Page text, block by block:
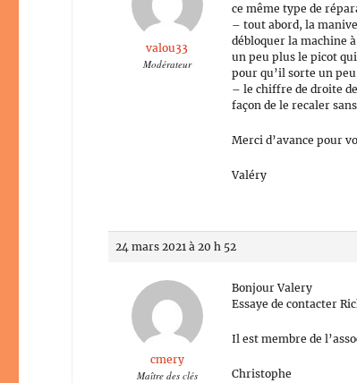
valou33
Modérateur
ce même type de
– tout abord, la
débloquer la machine
un peu plus le picot
pour qu’il sorte un peu
– le chiffre de droite
façon de le recaler
Merci d’avance pour
Valéry
24 mars 2021 à 20 h 52
cmery
Maître des clés
Bonjour Valery
Essaye de contacter
Il est membre de
Christophe